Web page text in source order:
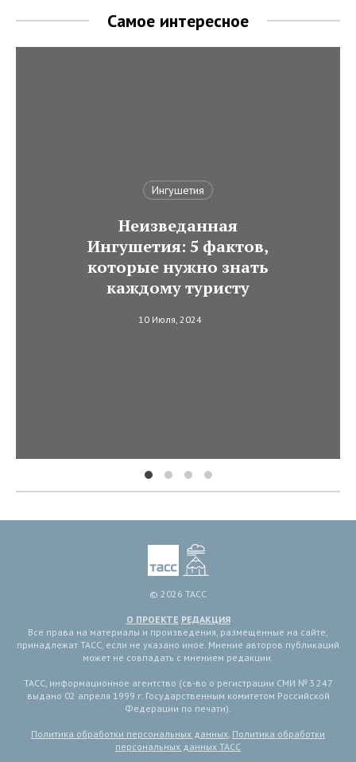
Самое интересное
Ингушетия
Неизведанная
Ингушетия: 5 фактов,
которые нужно знать
каждому туристу
10 Июля, 2024
© 2026 ТАСС
О ПРОЕКТЕ РЕДАКЦИЯ
Все права на материалы и произведения, размещенные на сайте,
принадлежат ТАСС, если не указано иное. Мнение авторов публикаций
может не совпадать с мнением редакции.
ТАСС, информационное агентство (св-во о регистрации СМИ № 3 247
выдано 02 апреля 1999 г. Государственным комитетом Российской
Федерации по печати).
Политика обработки персональных данных, Политика обработки
персональных данных ТАСС